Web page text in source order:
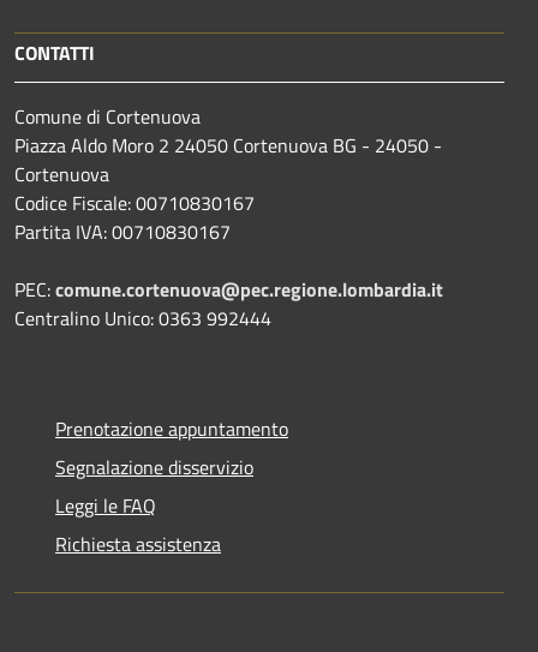
CONTATTI
Comune di Cortenuova
Piazza Aldo Moro 2 24050 Cortenuova BG - 24050 -
Cortenuova
Codice Fiscale: 00710830167
Partita IVA: 00710830167
PEC:comune.cortenuova@pec.regione.lombardia.it
Centralino Unico: 0363 992444
Prenotazione appuntamento
Segnalazione disservizio
Leggi le FAQ
Richiesta assistenza